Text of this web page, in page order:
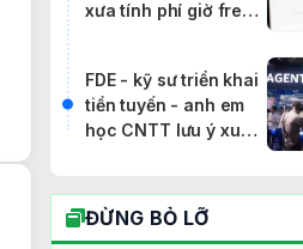
xưa tính phí giờ free
FDE - kỹ sư triển khai
tiền tuyến - anh em
học CNTT lưu ý xu
ĐỪNG BỎ LỠ